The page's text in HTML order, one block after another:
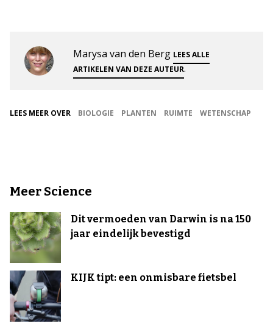
Marysa van den Berg LEES ALLE
ARTIKELEN VAN DEZE AUTEUR.
LEES MEER OVER BIOLOGIE PLANTEN RUIMTE WETENSCHAP
Meer Science
Dit vermoeden van Darwin is na 150
jaar eindelijk bevestigd
KIJK tipt: een onmisbare fietsbel